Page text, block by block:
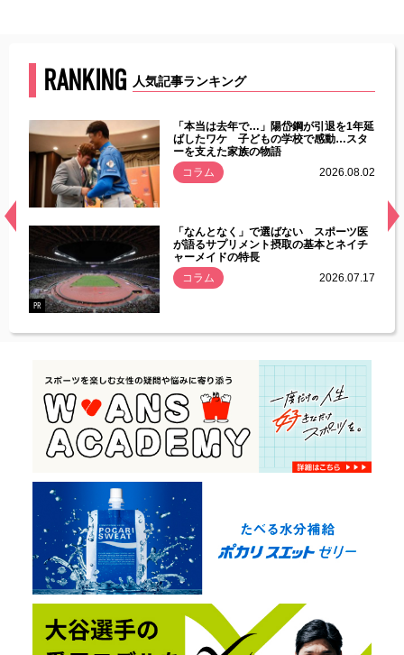
RANKING 人気記事ランキング
常
「本当は去年で…」陽岱鋼が引退を1年延
ばしたワケ 子どもの学校で感動…スタ
ーを支えた家族の物語
コラム
2026.08.02
PR
「なんとなく」で選ばない スポーツ医
が語るサプリメント摂取の基本とネイチ
ャーメイドの特長
コラム
2026.07.17